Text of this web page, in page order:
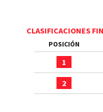
CLASIFICACIONES
POSICIÓN
1
2